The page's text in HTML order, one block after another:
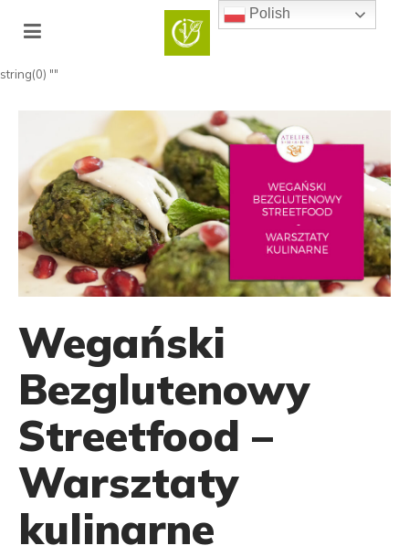
string(0) ""
Wegański
Bezglutenowy
Streetfood –
Warsztaty
kulinarne
Polish